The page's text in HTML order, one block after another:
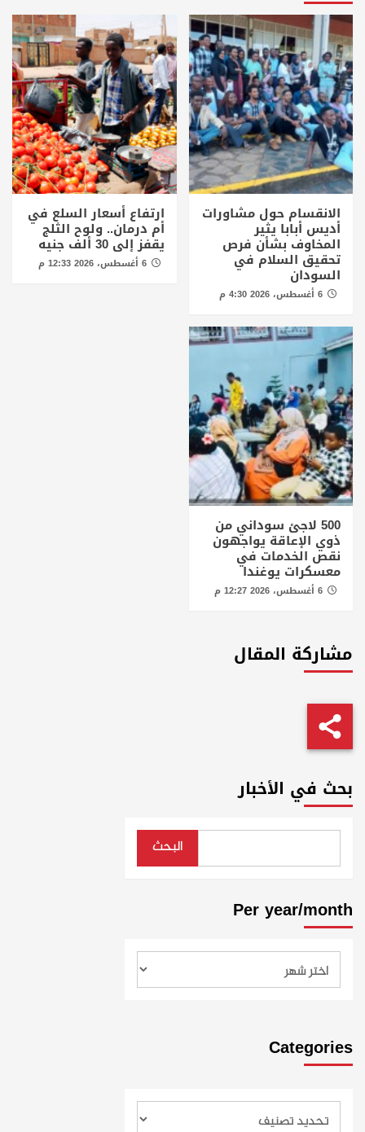
الانقسام حول مشاورات
أديس أبابا يثير
المخاوف بشأن فرص
تحقيق السلام في
السودان
ارتفاع أسعار السلع في
أم درمان.. ولوح الثلج
يقفز إلى 30 ألف جنيه
6 أغسطس، 2026 12:33 م
500 لاجئ سوداني من
ذوي الإعاقة يواجهون
نقص الخدمات في
معسكرات يوغندا
مشاركة المقال
بحث في الأخبار
البحث
Per year/month
Categories